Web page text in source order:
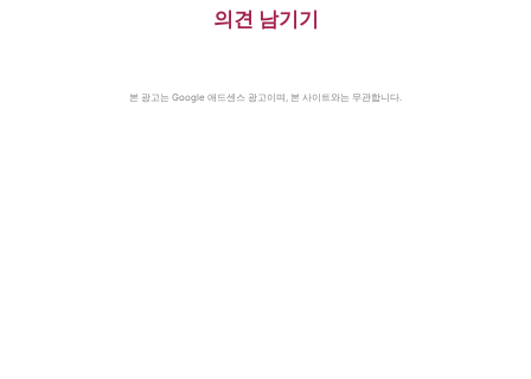
라 체포, 27년 옥고의 시작
의견 남기기
본 광고는 Google 애드센스 광고이며, 본 사이트와는 무관합니다.